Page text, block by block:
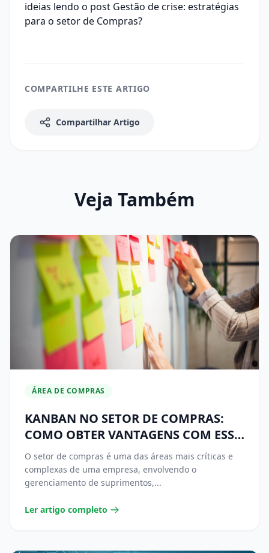
ideias lendo o post Gestão de crise: estratégias
para o setor de Compras?
COMPARTILHE ESTE ARTIGO
Compartilhar Artigo
Veja Também
ÁREA DE COMPRAS
KANBAN NO SETOR DE COMPRAS:
COMO OBTER VANTAGENS COM ESSA
TÉCNICA
O setor de compras é uma das áreas mais críticas e
complexas de uma empresa, envolvendo o
gerenciamento de suprimentos,...
Ler artigo completo